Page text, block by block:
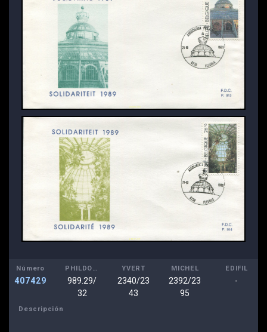
Número
407429
PHILDOM
989.29/
32
YVERT
2340/23
43
MICHEL
2392/23
95
EDIFIL
-
Descripción